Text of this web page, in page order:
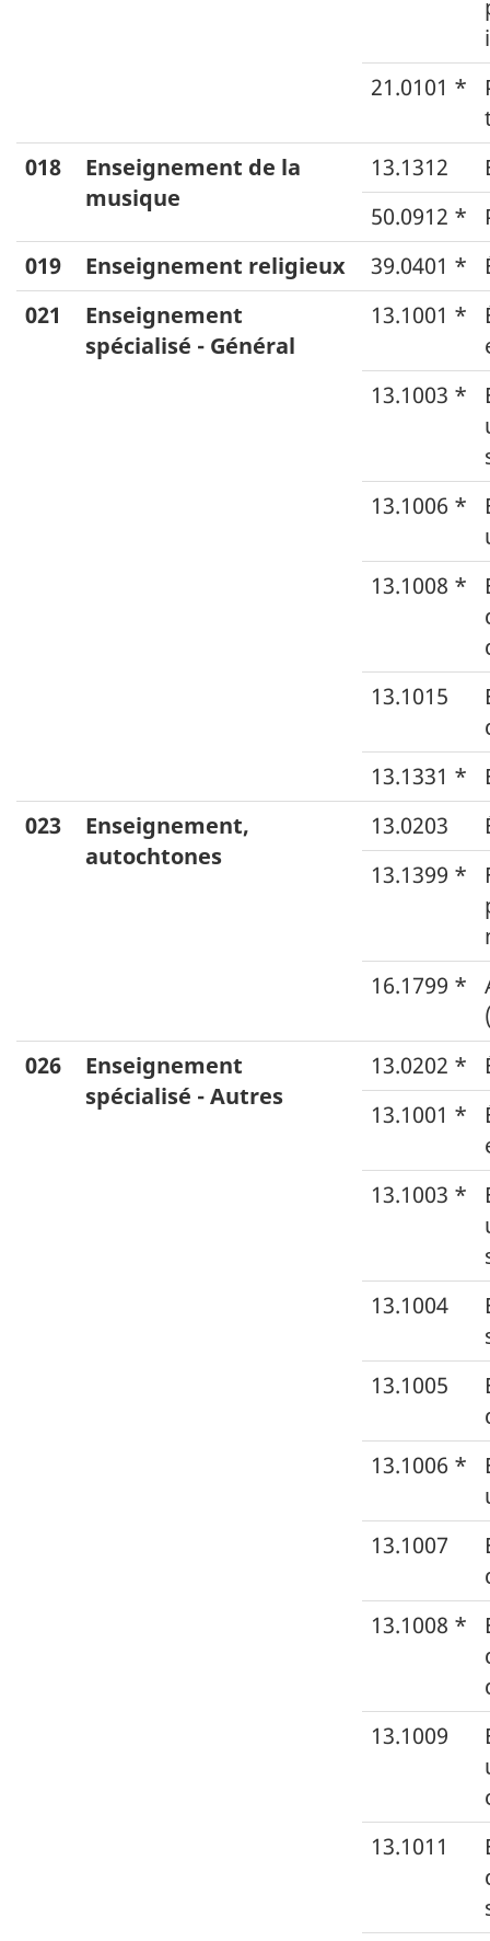
21.0101 *
018
Enseignement de la
musique
13.1312
50.0912 *
019
Enseignement religieux 39.0401 *
021
Enseignement
spécialisé - Général
13.1001 *
13.1003 *
13.1006 *
13.1008 *
13.1015
13.1331 *
023
Enseignement,
autochtones
13.0203
13.1399 *
16.1799 *
026
Enseignement
spécialisé - Autres
13.0202 *
13.1001 *
13.1003 *
13.1004
13.1005
13.1006 *
13.1007
13.1008 *
13.1009
13.1011